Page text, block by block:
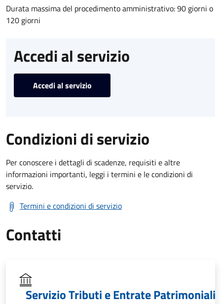
Durata massima del procedimento amministrativo: 90 giorni o
120 giorni
Accedi al servizio
Accedi al servizio
Condizioni di servizio
Per conoscere i dettagli di scadenze, requisiti e altre
informazioni importanti, leggi i termini e le condizioni di
servizio.
Termini e condizioni di servizio
Contatti
Servizio Tributi e Entrate Patrimoniali